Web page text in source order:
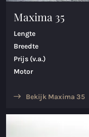
Maxima 35
Lengte
Breedte
Prijs (v.a.)
Motor
Bekijk Maxima 35